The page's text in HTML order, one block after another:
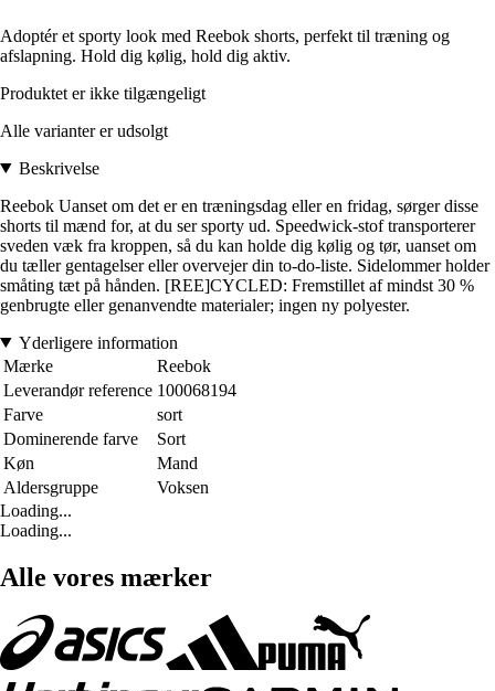
Adoptér et sporty look med Reebok shorts, perfekt til træning og
afslapning. Hold dig kølig, hold dig aktiv.
Produktet er ikke tilgængeligt
Alle varianter er udsolgt
Beskrivelse
Reebok Uanset om det er en træningsdag eller en fridag, sørger disse
shorts til mænd for, at du ser sporty ud. Speedwick-stof transporterer
sveden væk fra kroppen, så du kan holde dig kølig og tør, uanset om
du tæller gentagelser eller overvejer din to-do-liste. Sidelommer holder
småting tæt på hånden. [REE]CYCLED: Fremstillet af mindst 30 %
genbrugte eller genanvendte materialer; ingen ny polyester.
Yderligere information
Mærke
Reebok
Leverandør reference 100068194
Farve
sort
Dominerende farve
Sort
Køn
Mand
Aldersgruppe
Voksen
Loading...
Loading...
Alle vores mærker